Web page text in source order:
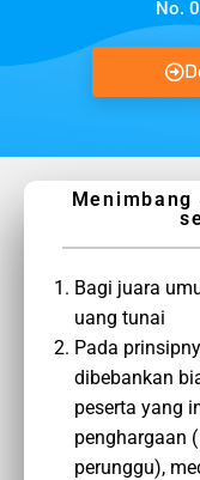
No.
Menimbang
Bagi juara
uang tunai
Pada
dibebankan
peserta yang
penghargaan
perunggu),